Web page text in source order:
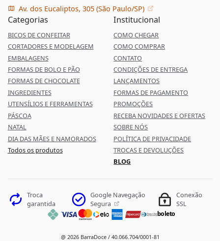
Av. dos Eucaliptos, 305 (São Paulo/SP)
Categorias
BICOS DE CONFEITAR
CORTADORES E MODELAGEM
EMBALAGENS
FORMAS DE BOLO E PÃO
FORMAS DE CHOCOLATE
INGREDIENTES
UTENSÍLIOS E FERRAMENTAS
PÁSCOA
NATAL
DIA DAS MÃES E NAMORADOS
Todos os produtos
Institucional
COMO CHEGAR
COMO COMPRAR
CONTATO
CONDIÇÕES DE ENTREGA
LANÇAMENTOS
FORMAS DE PAGAMENTO
PROMOÇÕES
RECEBA NOVIDADES E OFERTAS
SOBRE NÓS
POLÍTICA DE PRIVACIDADE
TROCAS E DEVOLUÇÕES
BLOG
Troca
garantida
Google Navegação
Segura
Conexão
SSL
boleto
@ 2026 BarraDoce / 40.066.704/0001-81